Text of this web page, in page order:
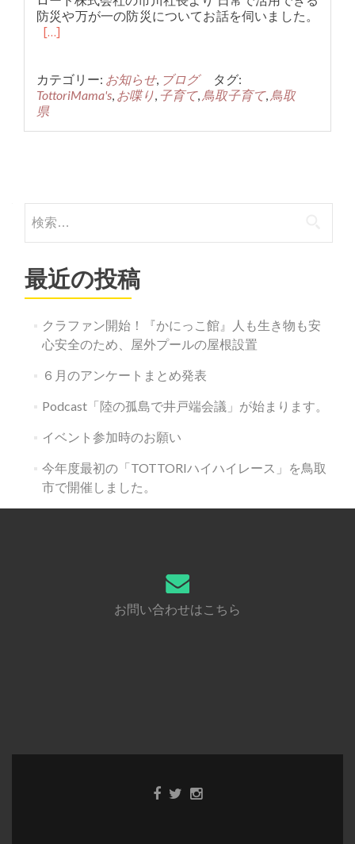
防災や万が一の防災についてお話を伺いました。
[…]
カテゴリー: お知らせ, ブログ
タグ:
TottoriMama's, お喋り, 子育て, 鳥取子育て, 鳥取
県
稿
ナ
ビ
ゲ
ー
シ
索:
最近の投稿
クラファン開始！『かにっこ館』人も生き物も安
心安全のため、屋外プールの屋根設置
６月のアンケートまとめ発表
Podcast「陸の孤島で井戸端会議」が始まります。
イベント参加時のお願い
今年度最初の「TOTTORIハイハイレース」を鳥取
市で開催しました。
お問い合わせはこちら